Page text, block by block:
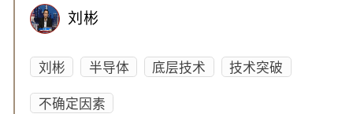
刘彬
刘彬 半导体 底层技术
技术突破
不确定因素